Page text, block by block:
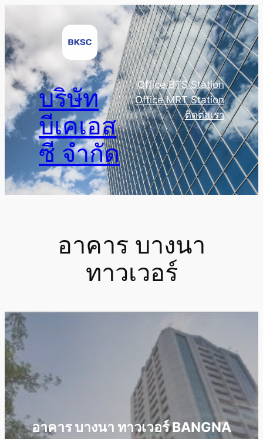
content
บริษัท
บีเคเอส
ซี จำกัด
Office BTS Station
Office MRT Station
ติดต่อเรา
อาคาร บางนา
ทาวเวอร์
อาคาร บางนา ทาวเวอร์ BANGNA